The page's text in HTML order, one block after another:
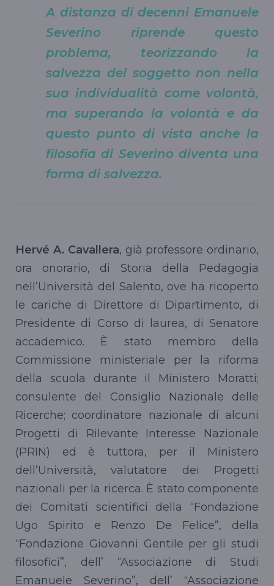
A distanza di decenni Emanuele
Severino riprende questo
problema, teorizzando la
salvezza del soggetto non nella
sua individualità come volontà,
ma superando la volontà e da
questo punto di vista anche la
filosofia di Severino diventa una
forma di salvezza.
Hervé A. Cavallera, già professore ordinario,
ora onorario, di Storia della Pedagogia
nell’Università del Salento, ove ha ricoperto
le cariche di Direttore di Dipartimento, di
Presidente di Corso di laurea, di Senatore
accademico. È stato membro della
Commissione ministeriale per la riforma
della scuola durante il Ministero Moratti;
consulente del Consiglio Nazionale delle
Ricerche; coordinatore nazionale di alcuni
Progetti di Rilevante Interesse Nazionale
(PRIN) ed è tuttora, per il Ministero
dell’Università, valutatore dei Progetti
nazionali per la ricerca. È stato componente
dei Comitati scientifici della “Fondazione
Ugo Spirito e Renzo De Felice”, della
“Fondazione Giovanni Gentile per gli studi
filosofici”, dell’ “Associazione di Studi
Emanuele Severino”, dell’ “Associazione